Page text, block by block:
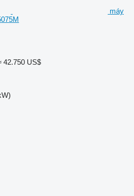
máy
42.750 US$